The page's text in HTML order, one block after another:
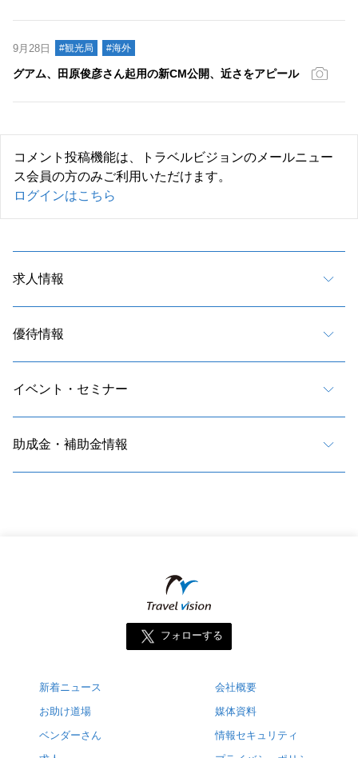
9月28日 #観光局 #海外
グアム、田原俊彦さん起用の新CM公開、近さをアピール
コメント投稿機能は、トラベルビジョンのメールニュー
ス会員の方のみご利用いただけます。
ログインはこちら
求人情報
優待情報
イベント・セミナー
助成金・補助金情報
フォローする
新着ニュース
お助け道場
ベンダーさん
会社概要
媒体資料
情報セキュリティ